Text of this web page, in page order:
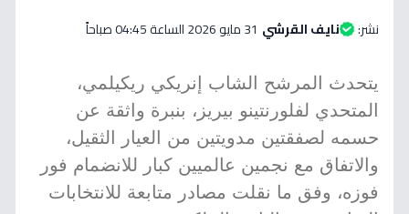
نشر: نايف القرشي 31 مايو 2026 الساعة 04:45 صباحاً
يتحدث المرشح الشاب إنريكي ريكيلمي،
المتحدي لفلورنتينو بيريز، بنبرة واثقة عن
حسمه لصفقتين مدويتين من العيار الثقيل،
والاتفاق مع نجمين عالميين كبار للانضمام فور
فوزه، وفق ما نقلت مصادر متابعة للانتخابات